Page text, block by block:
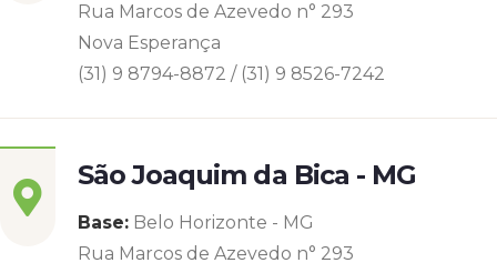
Rua Marcos de Azevedo n° 293
Nova Esperança
(31) 9 8794-8872 / (31) 9 8526-7242
São Joaquim da Bica - MG
Base: Belo Horizonte - MG
Rua Marcos de Azevedo n° 293